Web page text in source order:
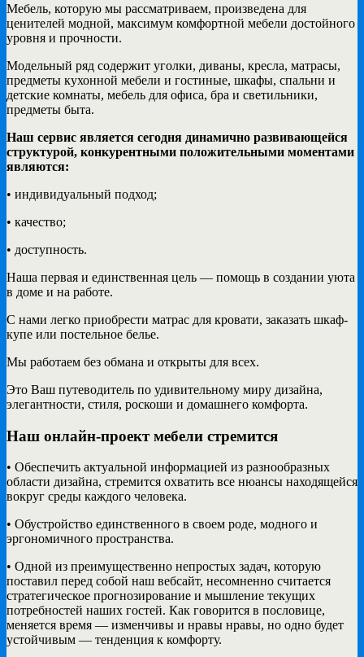
Мебель, которую мы рассматриваем, произведена для
ценителей модной, максимум комфортной мебели достойного
уровня и прочности.
Модельный ряд содержит уголки, диваны, кресла, матрасы,
предметы кухонной мебели и гостиные, шкафы, спальни и
детские комнаты, мебель для офиса, бра и светильники,
предметы быта.
Наш сервис является сегодня динамично развивающейся
структурой, конкурентными положительными моментами
являются:
• индивидуальный подход;
• качество;
• доступность.
Наша первая и единственная цель — помощь в создании уюта
в доме и на работе.
С нами легко приобрести матрас для кровати, заказать шкаф-
купе или постельное белье.
Мы работаем без обмана и открыты для всех.
Это Ваш путеводитель по удивительному миру дизайна,
элегантности, стиля, роскоши и домашнего комфорта.
Наш онлайн-проект мебели стремится
• Обеспечить актуальной информацией из разнообразных
области дизайна, стремится охватить все нюансы находящейся
вокруг среды каждого человека.
• Обустройство единственного в своем роде, модного и
эргономичного пространства.
• Одной из преимущественно непростых задач, которую
поставил перед собой наш вебсайт, несомненно считается
стратегическое прогнозирование и мышление текущих
потребностей наших гостей. Как говорится в пословице,
меняется время — изменчивы и нравы нравы, но одно будет
устойчивым — тенденция к комфорту.